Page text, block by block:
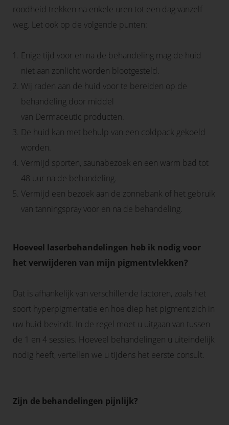
roodheid trekken na enkele uren tot een dag vanzelf
weg. Let ook op de volgende punten:
Enige tijd voor en na de behandeling mag de huid
niet aan zonlicht worden blootgesteld.
Wij raden aan de huid voor te bereiden op de
behandeling door middel
van Dermaceutic producten.
De huid kan met behulp van een coldpack gekoeld
worden.
Vermijd sporten, saunabezoek en een warm bad tot
48 uur na de behandeling.
Vermijd een bezoek aan de zonnebank of het gebruik
van tanningspray voor en na de behandeling.
Hoeveel laserbehandelingen heb ik nodig voor
het verwijderen van mijn pigmentvlekken?
Dat is afhankelijk van verschillende factoren, zoals het
soort hyperpigmentatie en hoe diep het pigment zich in
uw huid bevindt. In de regel moet u uitgaan van tussen
de 1 en 4 sessies. Hoeveel behandelingen u uiteindelijk
nodig heeft, vertellen we u tijdens het eerste consult.
Zijn de behandelingen pijnlijk?